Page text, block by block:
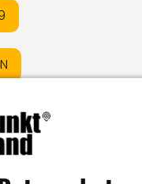
Streitschlichtung
Vertrag widerrufen